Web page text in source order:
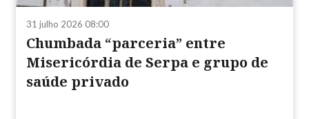
31 julho 2026 08:00
Chumbada “parceria” entre
Misericórdia de Serpa e grupo de
saúde privado